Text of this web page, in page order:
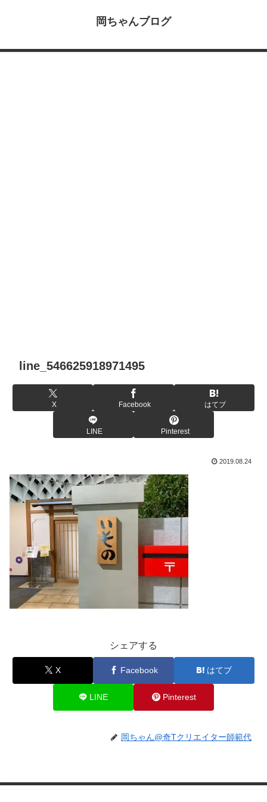
岡ちゃんブログ
line_546625918971495
X Facebook はてブ
LINE Pinterest
2019.08.24
シェアする
X Facebook はてブ
LINE Pinterest
岡ちゃん@奇Tクリエイター師範代